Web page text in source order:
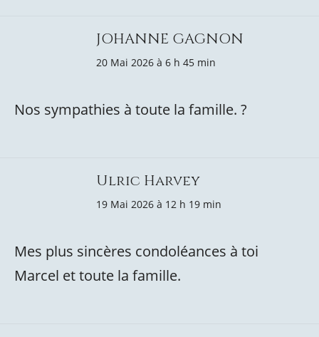
JOHANNE GAGNON
20 Mai 2026 à 6 h 45 min
Nos sympathies à toute la famille. ?
Ulric Harvey
19 Mai 2026 à 12 h 19 min
Mes plus sincères condoléances à toi
Marcel et toute la famille.